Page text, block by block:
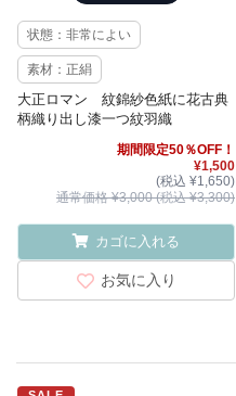
状態：非常によい
素材：正絹
大正ロマン 紋錦紗色紙に花古典
柄織り出し漆一つ紋羽織
期間限定50％OFF！
¥1,500
(税込 ¥1,650)
通常価格 ¥3,000 (税込 ¥3,300)
カゴに入れる
お気に入り